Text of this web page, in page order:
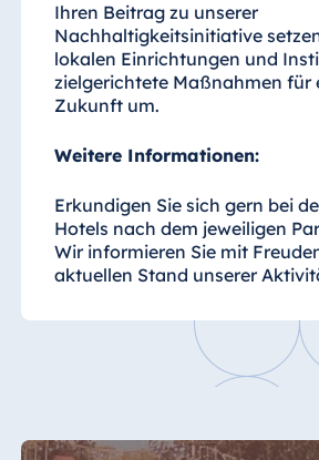
China
Hotel Taicang
Garden
Conference
Italien
Antonine Hotel &
Ihren Beitrag zu unserer
Nachhaltigkeitsinitiative
lokalen Einrichtungen und
zielgerichtete Maßnahmen für
Zukunft um.
Weitere Informationen:
Erkundigen Sie sich gern bei
Hotels nach dem jeweiligen
Wir informieren Sie mit
aktuellen Stand unserer